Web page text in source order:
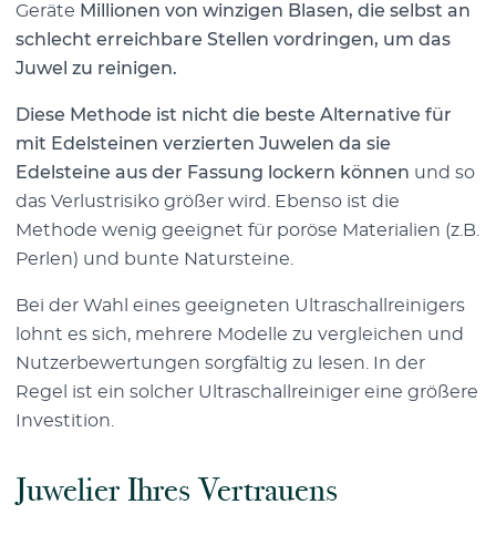
Geräte Millionen von winzigen Blasen, die selbst an
schlecht erreichbare Stellen vordringen, um das
Juwel zu reinigen.
Diese Methode ist nicht die beste Alternative für
mit Edelsteinen verzierten Juwelen da sie
Edelsteine aus der Fassung lockern können und so
das Verlustrisiko größer wird. Ebenso ist die
Methode wenig geeignet für poröse Materialien (z.B.
Perlen) und bunte Natursteine.
Bei der Wahl eines geeigneten Ultraschallreinigers
lohnt es sich, mehrere Modelle zu vergleichen und
Nutzerbewertungen sorgfältig zu lesen. In der
Regel ist ein solcher Ultraschallreiniger eine größere
Investition.
Juwelier Ihres Vertrauens